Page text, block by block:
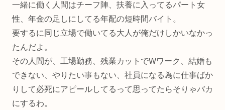
一緒に働く人間はチーフ陣、扶養に入ってるパート女
性、年金の足しにしてる年配の短時間バイト。
要するに同じ立場で働いてる大人が俺だけしかいなかっ
たんだよ。
その人間が、工場勤務、残業カットでWワーク、結婚も
できない、やりたい事もない、社員になる為に仕事ばか
りして必死にアピールしてるって思ってたらそりゃバカ
にするわ。